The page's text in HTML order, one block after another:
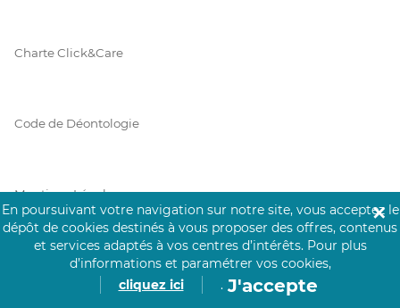
Charte Click&Care
Code de Déontologie
Mentions Légales
Prérequis Click&Care
En poursuivant votre navigation sur notre site, vous acceptez le
dépôt de cookies destinés à vous proposer des offres, contenus
et services adaptés à vos centres d’intérêts. Pour plus
d’informations et paramétrer vos cookies,
cliquez ici
. J'accepte
✕